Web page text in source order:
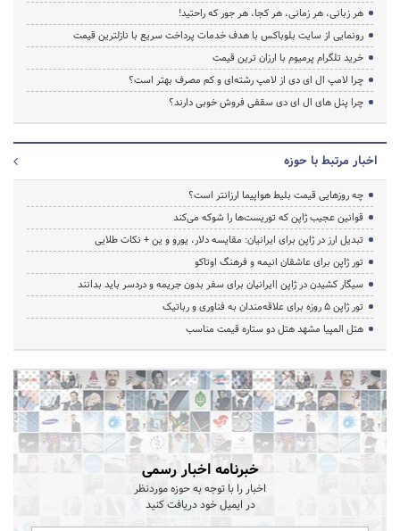
هر زبانی، هر زمانی، هر کجا، هر جور که راحتید!
رونمایی از سایت بلوباکس با هدف خدمات پرداخت سریع با نازلترین قیمت
خرید تلگرام پرمیوم با ارزان ترین قیمت
چرا لامپ ال ای دی از لامپ رشته‌ای و کم مصرف بهتر است؟
چرا پنل های ال ای دی سقفی فروش خوبی دارند؟
اخبار مرتبط با حوزه
چه روزهایی قیمت بلیط هواپیما ارزانتر است؟
قوانین عجیب ژاپن که توریست‌ها را شوکه می‌کند
تبدیل ارز در ژاپن برای ایرانیان: مقایسه دلار، یورو و ین + نکات طلایی
تور ژاپن برای عاشقان انیمه و فرهنگ اوتاکو
سیگار کشیدن در ژاپن |ایرانیان برای سفر بدون جریمه و دردسر باید بدانند
تور ژاپن ۵ روزه برای علاقه‌مندان به فناوری و رباتیک
هتل المپیا مشهد هتل دو ستاره قیمت مناسب
خبرنامه اخبار رسمی
اخبار را با توجه به حوزه موردنظر
در ایمیل خود دریافت کنید